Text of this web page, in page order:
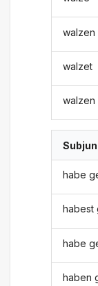
walzen
walzet
walzen
habe
habest
habe
haben